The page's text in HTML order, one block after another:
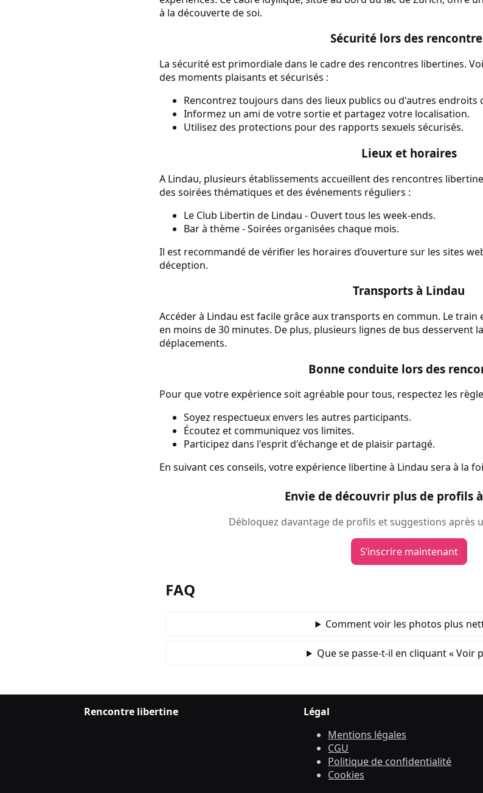
à la découverte de soi.
Sécurité lors des
La sécurité est primordiale dans le cadre des rencontres libertines.
des moments plaisants et sécurisés :
Rencontrez toujours dans des lieux publics ou d'autres endroits
Informez un ami de votre sortie et partagez votre localisation.
Utilisez des protections pour des rapports sexuels sécurisés.
Lieux et horaires
A Lindau, plusieurs établissements accueillent des rencontres
des soirées thématiques et des événements réguliers :
Le Club Libertin de Lindau - Ouvert tous les week-ends.
Bar à thème - Soirées organisées chaque mois.
Il est recommandé de vérifier les horaires d’ouverture sur les sites
déception.
Transports à Lindau
Accéder à Lindau est facile grâce aux transports en commun. Le
en moins de 30 minutes. De plus, plusieurs lignes de bus desservent
déplacements.
Bonne conduite lors des
Pour que votre expérience soit agréable pour tous, respectez les
Soyez respectueux envers les autres participants.
Écoutez et communiquez vos limites.
Participez dans l'esprit d'échange et de plaisir partagé.
En suivant ces conseils, votre expérience libertine à Lindau sera à la
Envie de découvrir plus de profils
Débloquez davantage de profils et suggestions après
S’inscrire maintenant
FAQ
Comment voir les photos plus
Que se passe‑t‑il en cliquant « Voir
Rencontre libertine
Légal
Mentions légales
CGU
Politique de confidentialité
Cookies